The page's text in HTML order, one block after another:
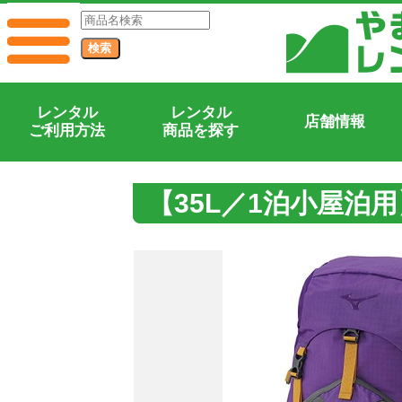
レンタル
ご利用方法
レンタル
商品を探す
店舗情報
【35L／1泊小屋泊